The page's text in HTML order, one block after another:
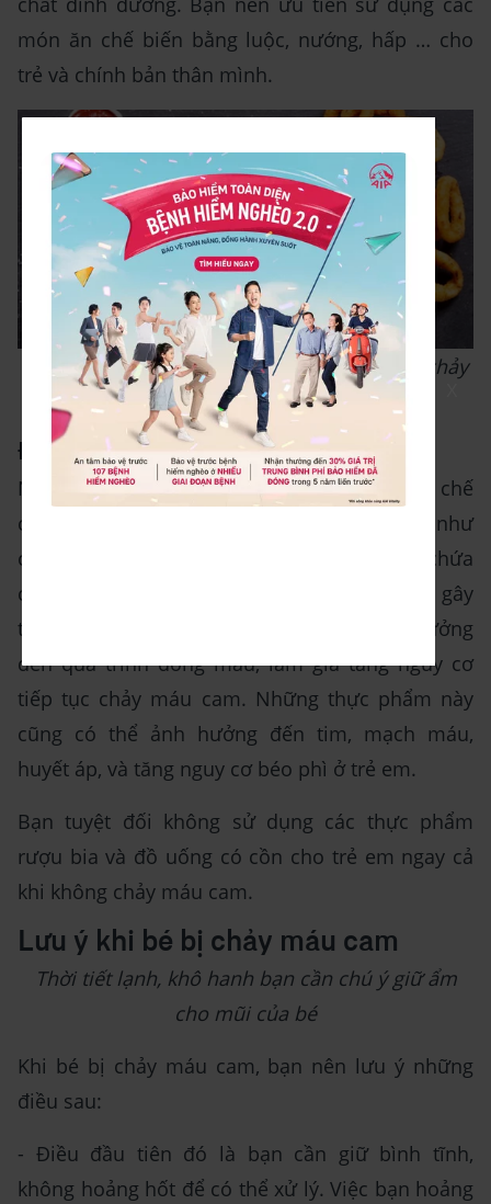
món ăn chế biến bằng luộc, nướng, hấp … cho
trẻ và chính bản thân mình.
Hạn chế các thực phẩm chiên xào khi bé bị chảy
máu cam
Đồ uống kích thích
Nếu trẻ đang bị chảy máu cam, bạn cần hạn chế
cho trẻ sử dụng các loại đồ uống kích thích như
cà phê, nước ngọt có ga, và các đồ uống có chứa
chất kích thích khác. Chất kích thích có thể gây
tăng áp lực trong hệ tuần hoàn và ảnh hưởng
đến quá trình đông máu, làm gia tăng nguy cơ
tiếp tục chảy máu cam. Những thực phẩm này
cũng có thể ảnh hưởng đến tim, mạch máu,
huyết áp, và tăng nguy cơ béo phì ở trẻ em.
Bạn tuyệt đối không sử dụng các thực phẩm
rượu bia và đồ uống có cồn cho trẻ em ngay cả
khi không chảy máu cam.
Lưu ý khi bé bị chảy máu cam
Thời tiết lạnh, khô hanh bạn cần chú ý giữ ẩm
cho mũi của bé
Khi bé bị chảy máu cam, bạn nên lưu ý những
điều sau:
- Điều đầu tiên đó là bạn cần giữ bình tĩnh,
không hoảng hốt để có thể xử lý. Việc bạn hoảng